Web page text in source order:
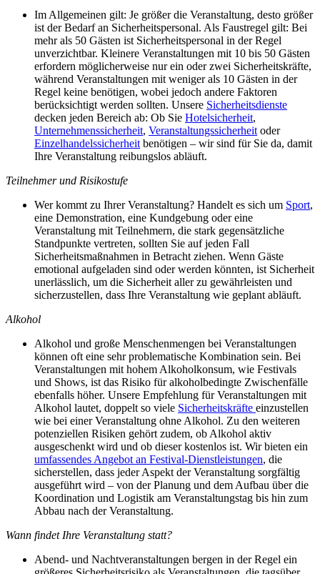
Im Allgemeinen gilt: Je größer die Veranstaltung, desto größer
ist der Bedarf an Sicherheitspersonal. Als Faustregel gilt: Bei
mehr als 50 Gästen ist Sicherheitspersonal in der Regel
unverzichtbar. Kleinere Veranstaltungen mit 10 bis 50 Gästen
erfordern möglicherweise nur ein oder zwei Sicherheitskräfte,
während Veranstaltungen mit weniger als 10 Gästen in der
Regel keine benötigen, wobei jedoch andere Faktoren
berücksichtigt werden sollten. Unsere Sicherheitsdienste
decken jeden Bereich ab: Ob Sie Hotelsicherheit,
Unternehmenssicherheit, Veranstaltungssicherheit oder
Einzelhandelssicherheit benötigen – wir sind für Sie da, damit
Ihre Veranstaltung reibungslos abläuft.
Teilnehmer und Risikostufe
Wer kommt zu Ihrer Veranstaltung? Handelt es sich um Sport,
eine Demonstration, eine Kundgebung oder eine
Veranstaltung mit Teilnehmern, die stark gegensätzliche
Standpunkte vertreten, sollten Sie auf jeden Fall
Sicherheitsmaßnahmen in Betracht ziehen. Wenn Gäste
emotional aufgeladen sind oder werden könnten, ist Sicherheit
unerlässlich, um die Sicherheit aller zu gewährleisten und
sicherzustellen, dass Ihre Veranstaltung wie geplant abläuft.
Alkohol
Alkohol und große Menschenmengen bei Veranstaltungen
können oft eine sehr problematische Kombination sein. Bei
Veranstaltungen mit hohem Alkoholkonsum, wie Festivals
und Shows, ist das Risiko für alkoholbedingte Zwischenfälle
ebenfalls höher. Unsere Empfehlung für Veranstaltungen mit
Alkohol lautet, doppelt so viele Sicherheitskräfte einzustellen
wie bei einer Veranstaltung ohne Alkohol. Zu den weiteren
potenziellen Risiken gehört zudem, ob Alkohol aktiv
ausgeschenkt wird und ob dieser kostenlos ist. Wir bieten ein
umfassendes Angebot an Festival-Dienstleistungen, die
sicherstellen, dass jeder Aspekt der Veranstaltung sorgfältig
ausgeführt wird – von der Planung und dem Aufbau über die
Koordination und Logistik am Veranstaltungstag bis hin zum
Abbau nach der Veranstaltung.
Wann findet Ihre Veranstaltung statt?
Abend- und Nachtveranstaltungen bergen in der Regel ein